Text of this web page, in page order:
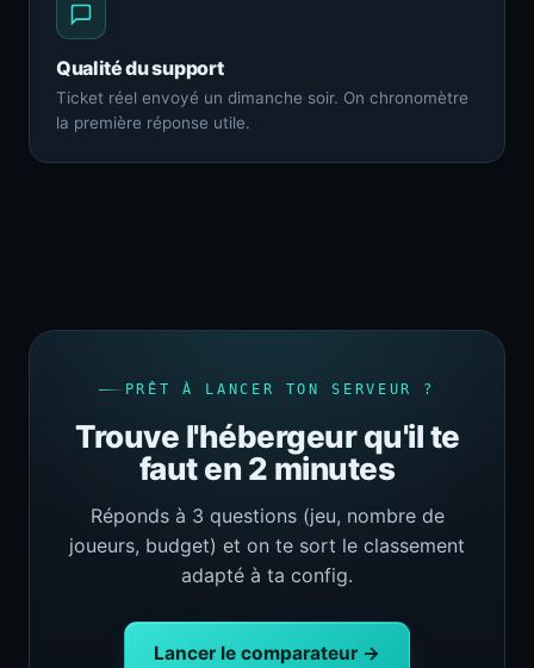
Qualité du support
Ticket réel envoyé un dimanche soir. On chronomètre
la première réponse utile.
PRÊT À LANCER TON SERVEUR ?
Trouve l'hébergeur qu'il te
faut en 2 minutes
Réponds à 3 questions (jeu, nombre de
joueurs, budget) et on te sort le classement
adapté à ta config.
Lancer le comparateur →